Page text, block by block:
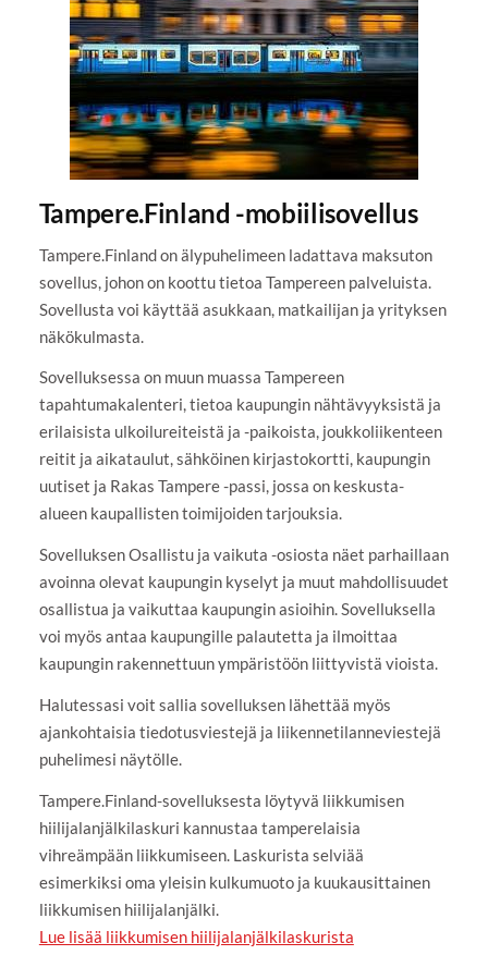
Tampere.Finland -mobiilisovellus
Tampere.Finland on älypuhelimeen ladattava maksuton
sovellus, johon on koottu tietoa Tampereen palveluista.
Sovellusta voi käyttää asukkaan, matkailijan ja yrityksen
näkökulmasta.
Sovelluksessa on muun muassa Tampereen
tapahtumakalenteri, tietoa kaupungin nähtävyyksistä ja
erilaisista ulkoilureiteistä ja -paikoista, joukkoliikenteen
reitit ja aikataulut, sähköinen kirjastokortti, kaupungin
uutiset ja Rakas Tampere -passi, jossa on keskusta-
alueen kaupallisten toimijoiden tarjouksia.
Sovelluksen Osallistu ja vaikuta -osiosta näet parhaillaan
avoinna olevat kaupungin kyselyt ja muut mahdollisuudet
osallistua ja vaikuttaa kaupungin asioihin. Sovelluksella
voi myös antaa kaupungille palautetta ja ilmoittaa
kaupungin rakennettuun ympäristöön liittyvistä vioista.
Halutessasi voit sallia sovelluksen lähettää myös
ajankohtaisia tiedotusviestejä ja liikennetilanneviestejä
puhelimesi näytölle.
Tampere.Finland-sovelluksesta löytyvä liikkumisen
hiilijalanjälkilaskuri kannustaa tamperelaisia
vihreämpään liikkumiseen. Laskurista selviää
esimerkiksi oma yleisin kulkumuoto ja kuukausittainen
liikkumisen hiilijalanjälki.
Lue lisää liikkumisen hiilijalanjälkilaskurista